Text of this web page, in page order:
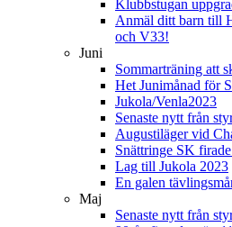
Klubbstugan
Anmäl ditt barn till
och V33!
Juni
Sommarträning att
Het Junimånad för
Jukola/Venla2023
Senaste nytt från
Augustiläger vid
Snättringe SK
Lag till Jukola 2023
En galen
Maj
Senaste nytt från